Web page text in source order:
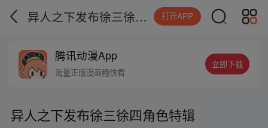
异人之下发布徐三徐四角色特辑 打开APP
腾讯动漫App
海量正版漫画畅快看
立即下载
异人之下发布徐三徐四角色特辑